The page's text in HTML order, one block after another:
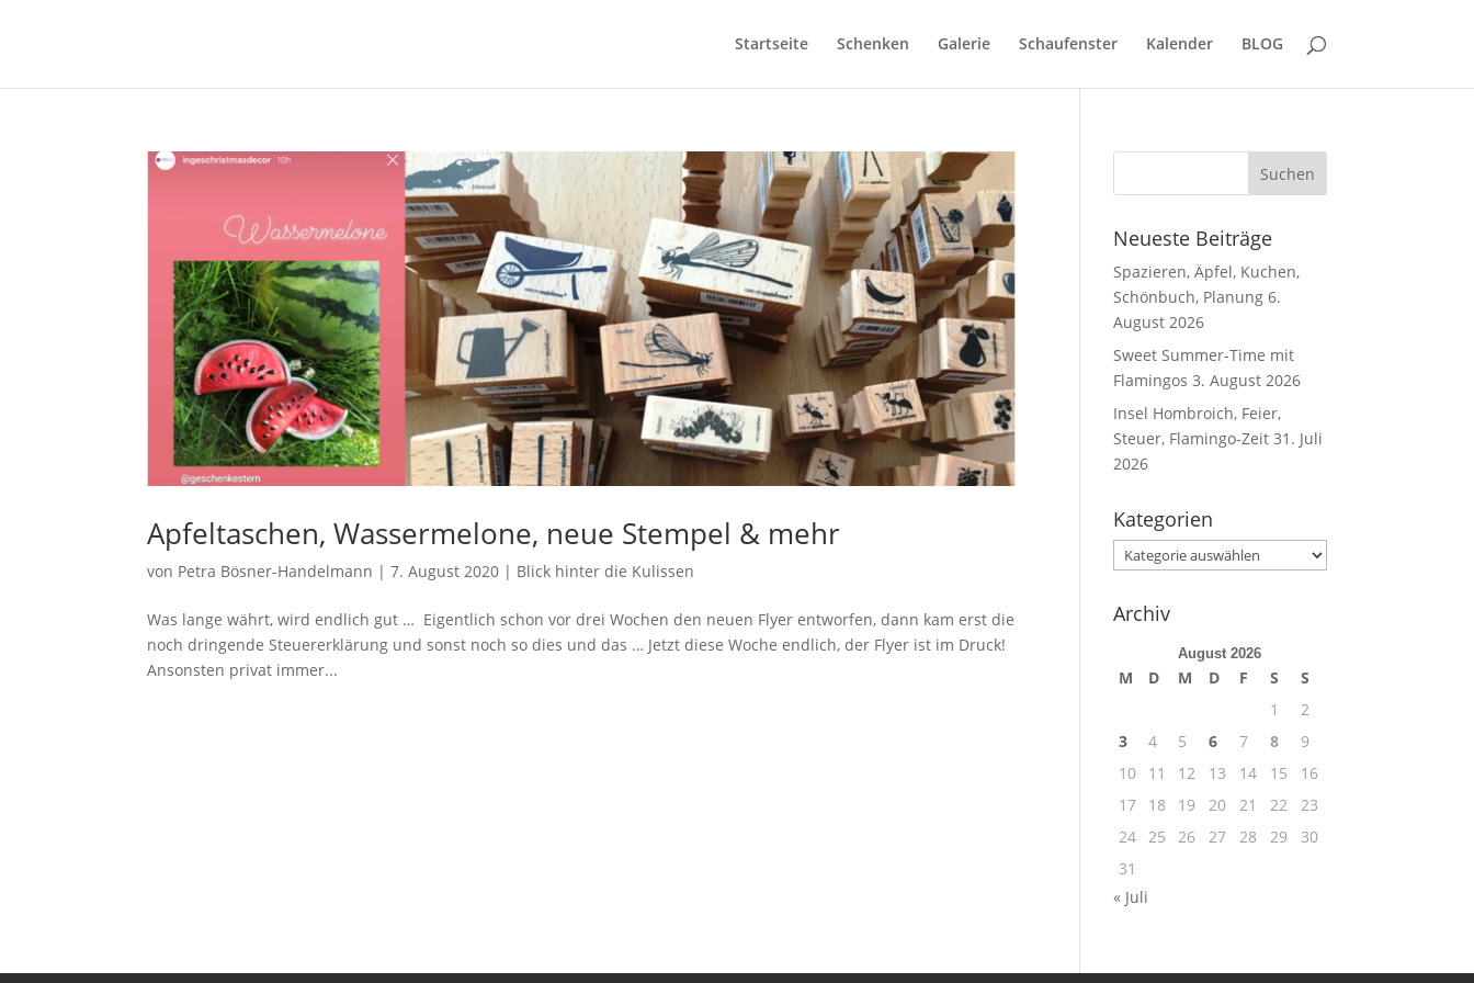
Startseite Schenken Galerie Schaufenster Kalender BLOG
Apfeltaschen, Wassermelone, neue Stempel & mehr
von Petra Bösner-Handelmann |7. August 2020 | Blick hinter die Kulissen
Was lange währt, wird endlich gut … Eigentlich schon vor drei Wochen den neuen Flyer entworfen, dann kam erst die
noch dringende Steuererklärung und sonst noch so dies und das … Jetzt diese Woche endlich, der Flyer ist im Druck!
Ansonsten privat immer...
Neueste Beiträge
Spazieren, Äpfel, Kuchen,
Schönbuch, Planung 6.
August 2026
Sweet Summer-Time mit
Flamingos 3. August 2026
Insel Hombroich, Feier,
Steuer, Flamingo-Zeit 31. Juli
2026
Kategorien
Kategorien
Archiv
August 2026
M D M D F S
S
1
2
3
4 5 6 7 8
9
10
11 12 13 14 15
16
17
18 19 20 21 22
23
24 25 26 27 28 29
30
31
« Juli